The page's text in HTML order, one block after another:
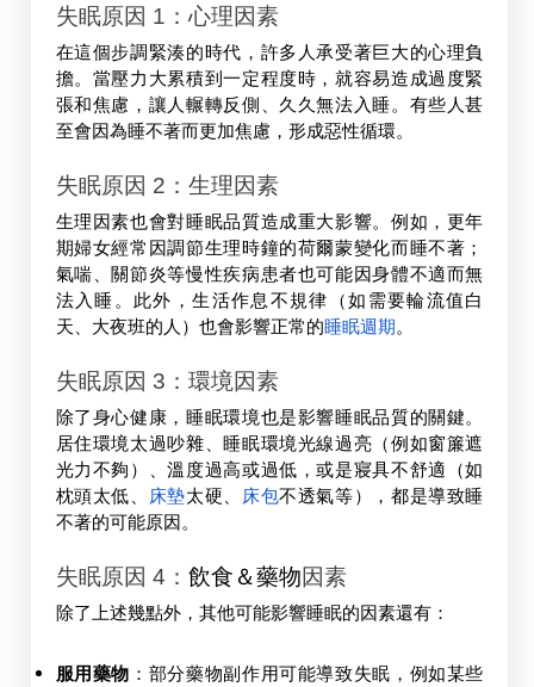
失眠原因 1：心理因素
在這個步調緊湊的時代，許多人承受著巨大的心理負
擔。當壓力大累積到一定程度時，就容易造成過度緊
張和焦慮，讓人輾轉反側、久久無法入睡。有些人甚
至會因為睡不著而更加焦慮，形成惡性循環。
失眠原因 2：生理因素
生理因素也會對睡眠品質造成重大影響。例如，更年
期婦女經常因調節生理時鐘的荷爾蒙變化而睡不著；
氣喘、關節炎等慢性疾病患者也可能因身體不適而無
法入睡。此外，生活作息不規律（如需要輪流值白
天、大夜班的人）也會影響正常的睡眠週期 。
失眠原因 3：環境因素
除了身心健康，睡眠環境也是影響睡眠品質的關鍵。
居住環境太過吵雜、睡眠環境光線過亮（例如窗簾遮
光力不夠）、溫度過高或過低，或是寢具不舒適（如
枕頭太低、
床墊太硬、 床包不透氣等），都是導致睡
不著的可能原因。
失眠原因 4： 飲食＆藥物因素
除了上述幾點外，其他可能影響睡眠的因素還有：
服用藥物 ：部分藥物副作用可能導致失眠，例如某些